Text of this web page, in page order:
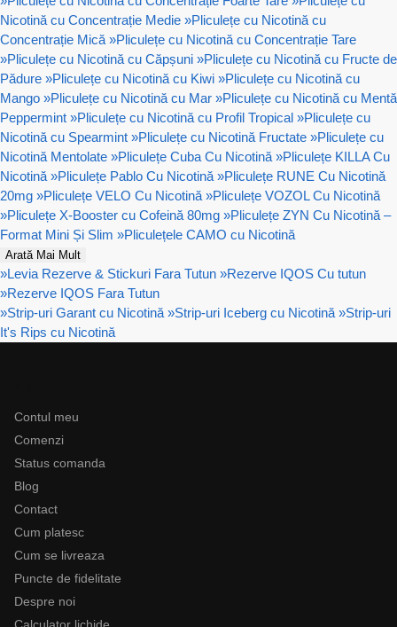
Nicotină cu Concentrație Medie »Pliculețe cu Nicotină cu
Concentrație Mică »Pliculețe cu Nicotină cu Concentrație Tare
»Pliculețe cu Nicotină cu Căpșuni »Pliculețe cu Nicotină cu Fructe de
Pădure »Pliculețe cu Nicotină cu Kiwi »Pliculețe cu Nicotină cu
Mango »Pliculețe cu Nicotină cu Mar »Pliculețe cu Nicotină cu Mentă
Peppermint »Pliculețe cu Nicotină cu Profil Tropical »Pliculețe cu
Nicotină cu Spearmint »Pliculețe cu Nicotină Fructate »Pliculețe cu
Nicotină Mentolate »Pliculețe Cuba Cu Nicotină »Pliculețe KILLA Cu
Nicotină »Pliculețe Pablo Cu Nicotină »Pliculețe RUNE Cu Nicotină
20mg »Pliculețe VELO Cu Nicotină »Pliculețe VOZOL Cu Nicotină
»Pliculețe X-Booster cu Cofeină 80mg »Pliculețe ZYN Cu Nicotină –
Format Mini Și Slim »Pliculețele CAMO cu Nicotină
Arată Mai Mult
»Levia Rezerve & Stickuri Fara Tutun »Rezerve IQOS Cu tutun
»Rezerve IQOS Fara Tutun
»Strip-uri Garant cu Nicotină »Strip-uri Iceberg cu Nicotină »Strip-uri
It's Rips cu Nicotină
Contul meu
Comenzi
Status comanda
Blog
Contact
Cum platesc
Cum se livreaza
Puncte de fidelitate
Despre noi